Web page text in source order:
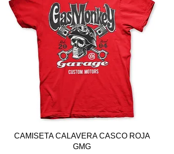
Aperçu rapide
CAMISETA CALAVERA CASCO ROJA
GMG